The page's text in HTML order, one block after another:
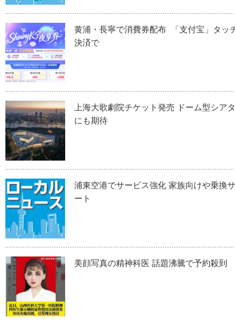
黄浦・長寧で消費券配布 「支付宝」タッ
決済で
上海大歌劇院チケット発売 ドーム型シア
にも期待
浦東空港でサービス強化 家族向けや乗換
ート
美顔写真の精神科医 話題沸騰で予約殺到